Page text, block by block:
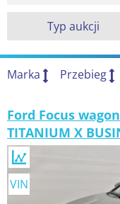
Typ aukcji
Marka Przebieg
Ford Focus wagon
TITANIUM X
VIN